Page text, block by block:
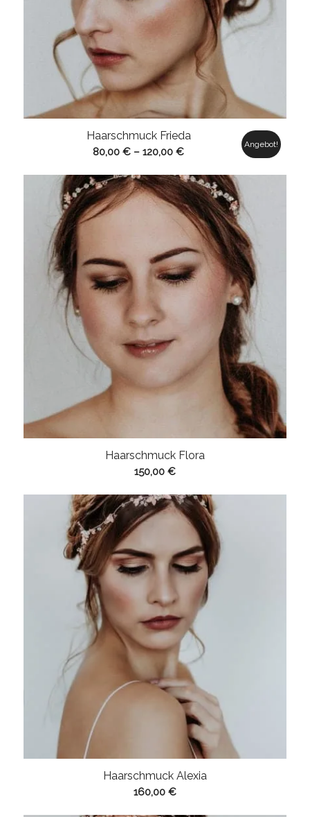
Haarschmuck Frieda
80,00€ –120,00€
Angebot!
Haarschmuck Flora
150,00 €
Haarschmuck Alexia
160,00 €